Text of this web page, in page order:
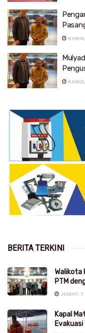
BERITA TERKINI
Walikota
PTM
JUMAT,
Kapal